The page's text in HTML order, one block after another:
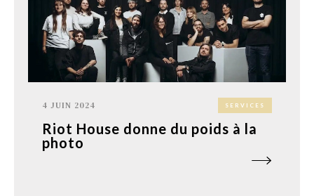
4 JUIN 2024 SERVICES
Riot House donne du poids à la
photo